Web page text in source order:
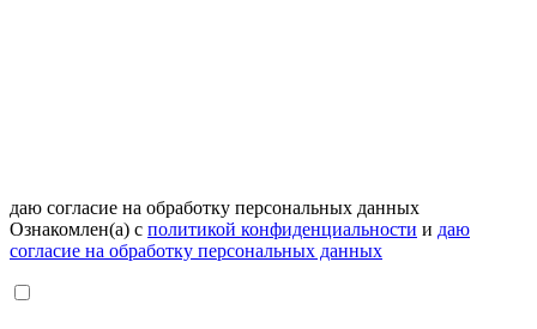
даю согласие на обработку персональных данных
Ознакомлен(а) с политикой конфиденциальности и даю
согласие на обработку персональных данных